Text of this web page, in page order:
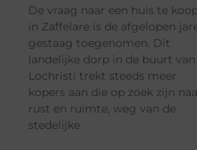
De vraag naar een huis te
in Zaffelare is de afgelopen
gestaag toegenomen. Dit
landelijke dorp in de buurt van
Lochristi trekt steeds meer
kopers aan die op zoek zijn
rust en ruimte, weg van de
stedelijke